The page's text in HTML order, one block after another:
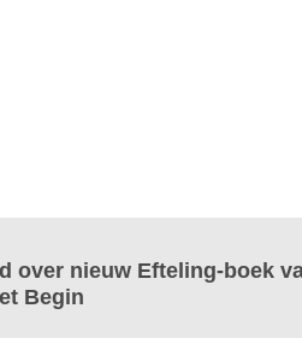
over nieuw Efteling-boek
Begin